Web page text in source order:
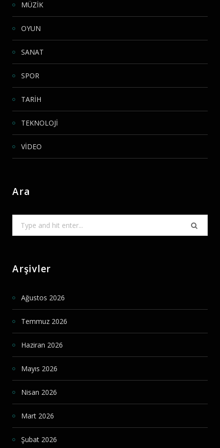
MÜZİK
OYUN
SANAT
SPOR
TARİH
TEKNOLOJİ
VİDEO
Ara
for:
Arşivler
Ağustos 2026
Temmuz 2026
Haziran 2026
Mayıs 2026
Nisan 2026
Mart 2026
Şubat 2026